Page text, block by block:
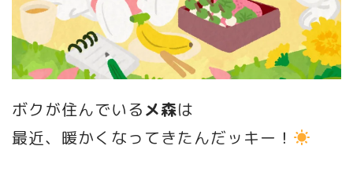
ボクが住んでいるメ森は
最近、暖かくなってきたんだッキー！